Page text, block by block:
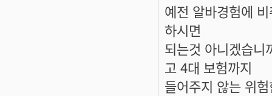
예전 알바경험에
하시면
되는것 아니겠습니
고 4대 보험까지
들어주지 않는 위